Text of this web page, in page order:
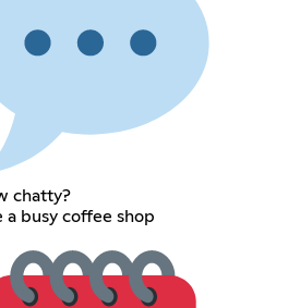
chatty?
a busy coffee shop